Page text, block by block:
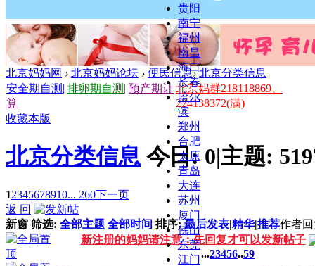
贵阳
南宁
福州
南昌
海口
长春
哈尔
滨
郑州
合肥
太原
青岛
大连
苏州
厦门
佛山
东莞
江门
北京妈妈网 › 北京妈妈论坛 › 便民信息› 北京分类信息
安全期自测 | 排卵期自测 | 预产期计
算
北京妈群218118869、
224138372(满)
收藏本版
北京分类信息 今日:0|主题:
12345678910... 260下一页
返 回
新窗 筛选: 全部主题 全部时间 排序:最后发表|精华|推荐作者
新注册的妈妈请注意：先回复才可以发新帖子
...23456..59